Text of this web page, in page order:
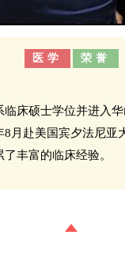
医学 荣誉
床硕士学位并进入
月赴美国宾夕法尼
丰富的临床经验。